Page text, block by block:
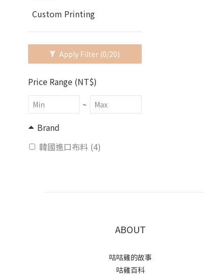
Custom Printing
Apply Filter (0/20)
Price Range (NT$)
~
Brand
韓國進口布料 (4)
ABOUT
咕咕雞的故事
咕雞百科